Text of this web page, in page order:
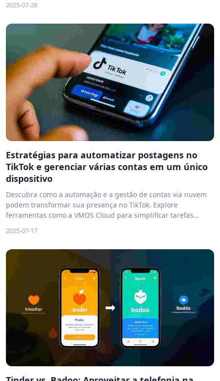
aprenda a maximizar seus ganhos usando uma solução
2025-07-28
Estratégias para automatizar postagens no
TikTok e gerenciar várias contas em um único
dispositivo
Descubra como a automação e a gestão de contas via nuvem
podem transformar sua presença no TikTok. Explore
ferramentas como a VMOS Cloud para simplificar tarefas
mídias sociais.
2025-07-17